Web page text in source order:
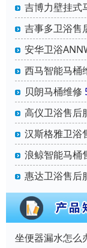
吉博力壁挂式
吉事多卫浴售
安华卫浴
西马智能马桶
贝朗马桶维修
高仪卫浴售后
汉斯格雅卫浴
浪鲸智能马桶
惠达卫浴售后
坐便器漏水怎么